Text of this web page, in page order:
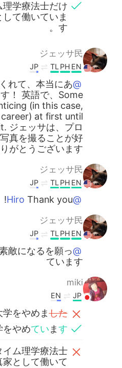
学療法士だけ
て働いていま
す。
ジェッサ民
EN
PH
TL
JP
@miki
れて、本当にあ
！ 英語で、Some
(in this case,
at first until
ジェッサは、プロ
真を撮ることが好
がとうございます！
ジェッサ民
EN
PH
TL
JP
@Hiro
Thank you!
ジェッサ民
EN
PH
TL
JP
@よすけ Yosuke
敵になるを願っ
ています
miki
JP
EN
学をやめました
をやめてい ます
イム理学療法士
として働いて